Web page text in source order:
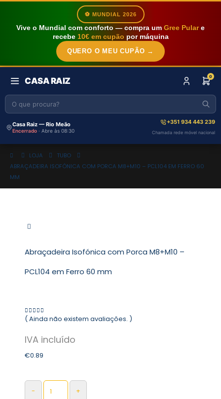
⚽ MUNDIAL 2026
Vive o Mundial com conforto — compra um Gree Pulare
recebe 10€ em cupão por máquina
QUERO O MEU CUPÃO →
CASA RAIZ 0
Casa Raiz — Rio Meão
Encerrado · Abre às 08:30
+351 934 443 239
Chamada rede móvel nacional
LOJA
TUBO
ABRAÇADEIRA ISOFÓNICA COM PORCA M8+M10 – PCL104 EM FERRO 60
MM
Abraçadeira Isofónica com Porca M8+M10 –
PCL104 em Ferro 60 mm
0 out of 5
( Ainda não existem avaliações. )
€0.89
- +